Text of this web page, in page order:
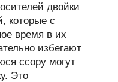
двойки
которые с
время в их
избегают
ссору могут
Это